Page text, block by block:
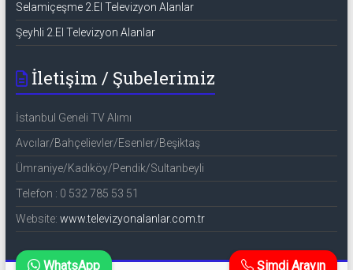
Selamiçeşme 2.El Televizyon Alanlar
Şeyhli 2.El Televizyon Alanlar
İletişim / Şubelerimiz
İstanbul Geneli TV Alımı
Avcılar/Bahçelievler/Esenler/Beşiktaş
Ümraniye/Kadıköy/Pendik/Sultanbeyli
Telefon : 0 532 785 53 51
Website: www.televizyonalanlar.com.tr
Şimdi Arayın
WhatsApp